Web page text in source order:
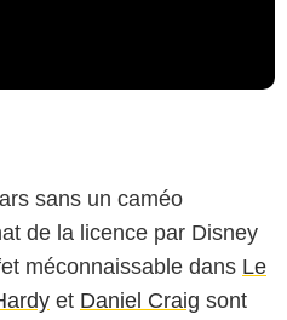
sans un caméo
de la licence par Disney
méconnaissable dans Le
et Daniel Craig sont